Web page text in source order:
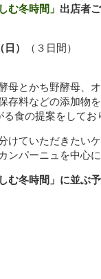
む冬時間」 出店者
）
（３日間）
母とかち野酵母、
料などの添加物
食の提案をしてお
けていただきたい
パーニュを中心に
む冬時間」に並ぶ